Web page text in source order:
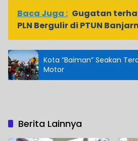
Baca Juga : Gugatan
PLN Bergulir di PTUN
Kota “Baiman” Seakan
Motor
Berita Lainnya